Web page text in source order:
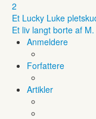
2
Et Lucky Luke
Et liv langt borte af
Anmeldere
Forfattere
Artikler